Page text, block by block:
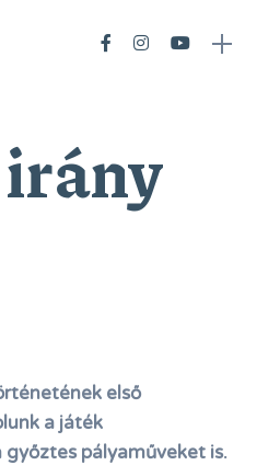
első
a játék
pályaműveket is.